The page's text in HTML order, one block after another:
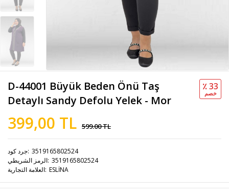
D-44001 Büyük Beden Önü Taş
Detaylı Sandy Defolu Yelek - Mor
399,00 TL 599.00 TL
٪ 33
خصم
جرد كود 3519165802524
الرمز الشريطي 3519165802524
العلامة التجارية ESLİNA